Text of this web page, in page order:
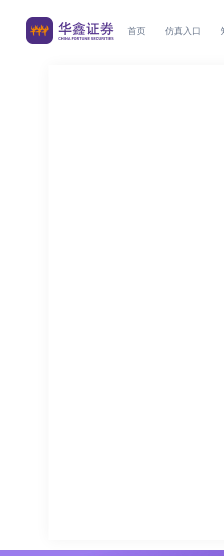
首页 仿真入口